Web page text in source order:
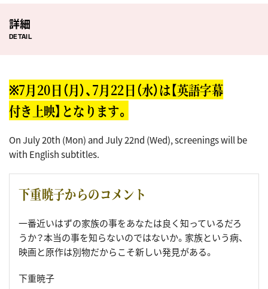
詳細
DETAIL
※7月20日（月）、7月22日（水）は【英語字幕
付き上映】となります。
On July 20th (Mon) and July 22nd (Wed), screenings will be
with English subtitles.
下重暁子からのコメント
一番近いはずの家族の事をあなたは良く知っているだろ
うか？本当の事を知らないのではないか。家族という病、
映画と原作は別物だからこそ新しい発見がある。
下重暁子